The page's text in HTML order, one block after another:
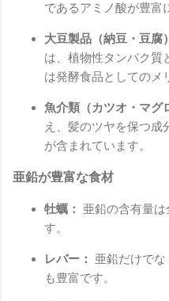
であるアミノ酸が豊富
大豆製品（納豆・豆腐
は、植物性タンパク質
は発酵食品としてのメ
魚介類（カツオ・マグ
え、髪のツヤを保つ
が含まれています。
亜鉛が豊富な食材
牡蠣：
亜鉛の含有量
す。
レバー：
亜鉛だけで
も豊富です。